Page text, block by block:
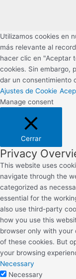
Utilizamos cookies en
más relevante al
hacer clic en "Aceptar
cookies. Sin embargo,
dar un consentimiento
Ajustes de Cookie
Manage consent
Cerrar
Privacy
This website uses
navigate through the
categorized as
essential for the
also use third-party
how you use this
browser only with
of these cookies. But
your browsing
Necessary
Necessary